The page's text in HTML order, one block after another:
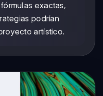
exactas,
podrían
artístico.